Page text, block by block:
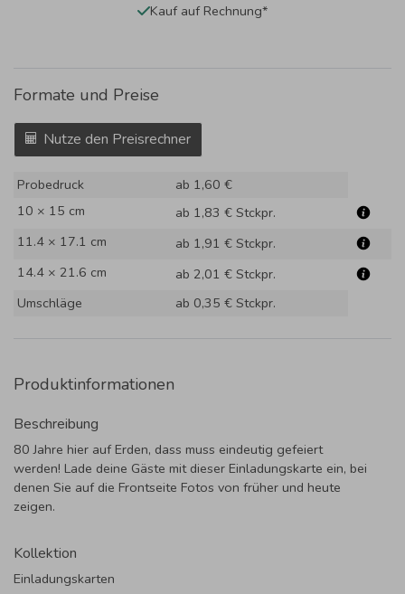
Kauf auf Rechnung*
Formate und Preise
Nutze den Preisrechner
Probedruck
ab 1,60 €
10 × 15 cm
ab 1,83 € Stckpr.
11.4 × 17.1 cm
ab 1,91 € Stckpr.
14.4 × 21.6 cm
ab 2,01 € Stckpr.
Umschläge
ab 0,35 € Stckpr.
Produktinformationen
Beschreibung
80 Jahre hier auf Erden, dass muss eindeutig gefeiert
werden! Lade deine Gäste mit dieser Einladungskarte ein, bei
denen Sie auf die Frontseite Fotos von früher und heute
zeigen.
Kollektion
Einladungskarten